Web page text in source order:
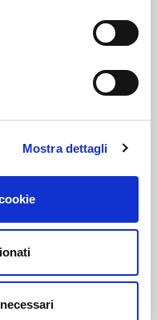
Mostra dettagli